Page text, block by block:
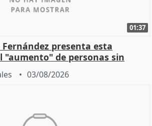
01:37
Fernández presenta esta
"aumento" de personas sin
03/08/2026